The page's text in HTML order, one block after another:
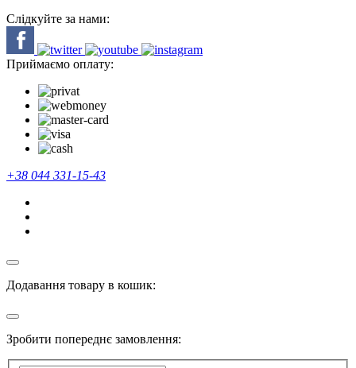
Слідкуйте за нами:
Приймаємо оплату:
+38 044 331-15-43
Додавання товару в кошик:
Зробити попереднє замовлення: